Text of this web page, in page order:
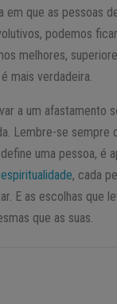
em que as pessoas
podemos
melhores,
mais verdadeira.
a um afastamento
Lembre-se sempre
uma pessoa, é
espiritualidade, cada
E as escolhas que
que as suas.